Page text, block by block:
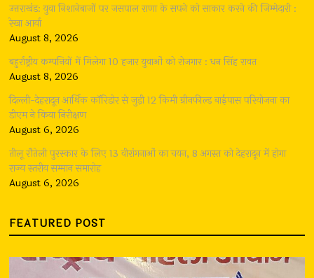
उत्तराखंड: युवा निशानेबाजों पर जसपाल राणा के सपने को साकार करने की जिम्मेदारी :
रेखा आर्या
August 8, 2026
बहुर्राष्ट्रीय कम्पनियों में मिलेगा 10 हजार युवाओं को रोजगार : धन सिंह रावत
August 8, 2026
दिल्ली-देहरादून आर्थिक कॉरिडोर से जुड़ी 12 किमी ग्रीनफील्ड बाईपास परियोजना का
डीएम ने किया निरीक्षण
August 6, 2026
तीलू रौतेली पुरस्कार के लिए 13 वीरांगनाओं का चयन, 8 अगस्त को देहरादून में होगा
राज्य स्तरीय सम्मान समारोह
August 6, 2026
FEATURED POST